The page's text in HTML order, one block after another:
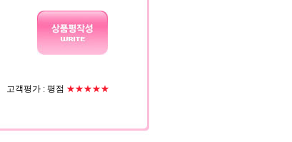
고객평가 : 평점 ★★★★★